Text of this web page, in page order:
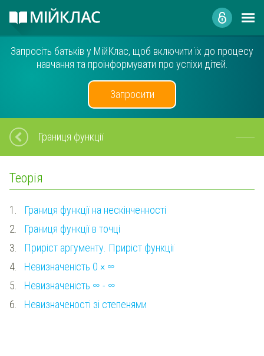
Запросіть батьків у МійКлас, щоб включити їх до процесу
навчання та проінформувати про успіхи дітей.
Запросити
Границя функції
Теорія
1.
Границя функції на нескінченності
2.
Границя функції в точці
3.
Приріст аргументу. Приріст функції
4.
Невизначеність 0 × ∞
5.
Невизначеність ∞ - ∞
6.
Невизначеності зі степенями